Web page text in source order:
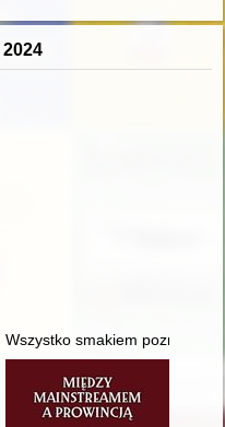
2024
kłodzka w czasach systemu
Wszystko smakiem poznasz" :